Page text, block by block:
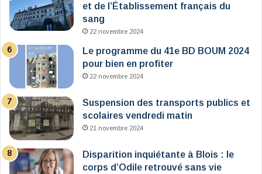
et de l’Établissement français du
sang
22 novembre 2024
Le programme du 41e BD BOUM 2024
pour bien en profiter
22 novembre 2024
Suspension des transports publics et
scolaires vendredi matin
21 novembre 2024
Disparition inquiétante à Blois : le
corps d’Odile retrouvé sans vie